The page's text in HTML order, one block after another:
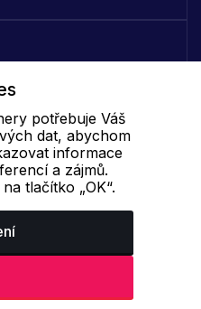
informace|Ochrana osobních
potřebuje Váš
dat, abychom
informace
a zájmů.
tlačítko „OK“.